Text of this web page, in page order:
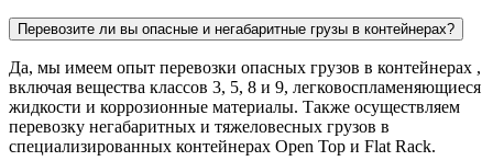
Перевозите ли вы опасные и негабаритные грузы в контейнерах?
Да, мы имеем опыт перевозки опасных грузов в контейнерах ,
включая вещества классов 3, 5, 8 и 9, легковоспламеняющиеся
жидкости и коррозионные материалы. Также осуществляем
перевозку негабаритных и тяжеловесных грузов в
специализированных контейнерах Open Top и Flat Rack.